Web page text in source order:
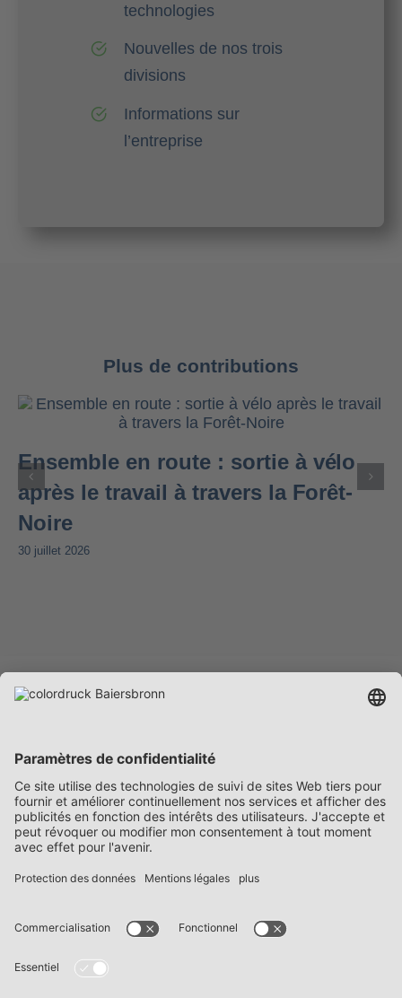
technologies
Nouvelles de nos trois
divisions
Informations sur
l’entreprise
Plus de contributions
Ensemble en route : sortie à vélo
après le travail à travers la Forêt-
Noire
30 juillet 2026
Entreprise
Prestations
Carrière
Contact